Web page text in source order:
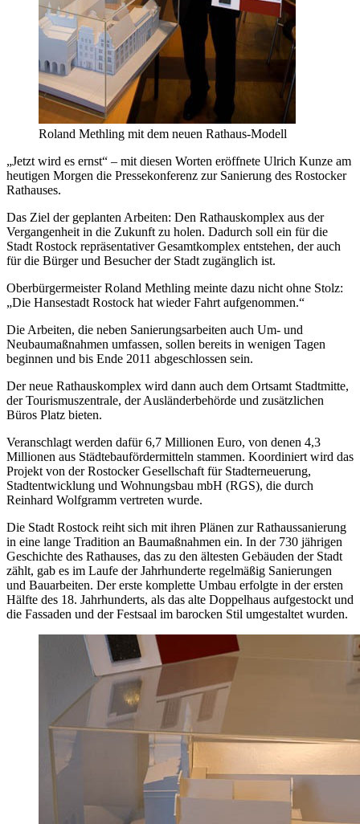
Roland Methling mit dem neuen Rathaus-Modell
„Jetzt wird es ernst“ – mit diesen Worten eröffnete Ulrich Kunze am
heutigen Morgen die Pressekonferenz zur Sanierung des Rostocker
Rathauses.
Das Ziel der geplanten Arbeiten: Den Rathauskomplex aus der
Vergangenheit in die Zukunft zu holen. Dadurch soll ein für die
Stadt Rostock repräsentativer Gesamtkomplex entstehen, der auch
für die Bürger und Besucher der Stadt zugänglich ist.
Oberbürgermeister Roland Methling meinte dazu nicht ohne Stolz:
„Die Hansestadt Rostock hat wieder Fahrt aufgenommen.“
Die Arbeiten, die neben Sanierungsarbeiten auch Um- und
Neubaumaßnahmen umfassen, sollen bereits in wenigen Tagen
beginnen und bis Ende 2011 abgeschlossen sein.
Der neue Rathauskomplex wird dann auch dem Ortsamt Stadtmitte,
der Tourismuszentrale, der Ausländerbehörde und zusätzlichen
Büros Platz bieten.
Veranschlagt werden dafür 6,7 Millionen Euro, von denen 4,3
Millionen aus Städtebaufördermitteln stammen. Koordiniert wird das
Projekt von der Rostocker Gesellschaft für Stadterneuerung,
Stadtentwicklung und Wohnungsbau mbH (RGS), die durch
Reinhard Wolfgramm vertreten wurde.
Die Stadt Rostock reiht sich mit ihren Plänen zur Rathaussanierung
in eine lange Tradition an Baumaßnahmen ein. In der 730 jährigen
Geschichte des Rathauses, das zu den ältesten Gebäuden der Stadt
zählt, gab es im Laufe der Jahrhunderte regelmäßig Sanierungen
und Bauarbeiten. Der erste komplette Umbau erfolgte in der ersten
Hälfte des 18. Jahrhunderts, als das alte Doppelhaus aufgestockt und
die Fassaden und der Festsaal im barocken Stil umgestaltet wurden.